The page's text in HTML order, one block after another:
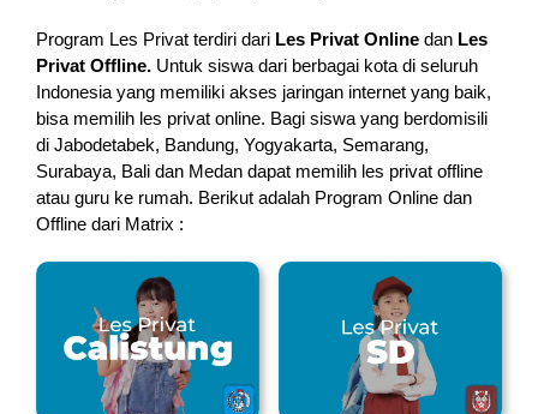
Program Les Privat terdiri dari Les Privat Online dan Les
Privat Offline. Untuk siswa dari berbagai kota di seluruh
Indonesia yang memiliki akses jaringan internet yang baik,
bisa memilih les privat online. Bagi siswa yang berdomisili
di Jabodetabek, Bandung, Yogyakarta, Semarang,
Surabaya, Bali dan Medan dapat memilih les privat offline
atau guru ke rumah. Berikut adalah Program Online dan
Offline dari Matrix :